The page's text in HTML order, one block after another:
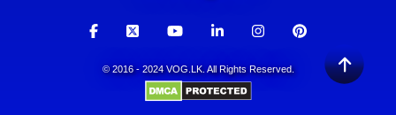
© 2016 - 2024 VOG.LK. All Rights Reserved.